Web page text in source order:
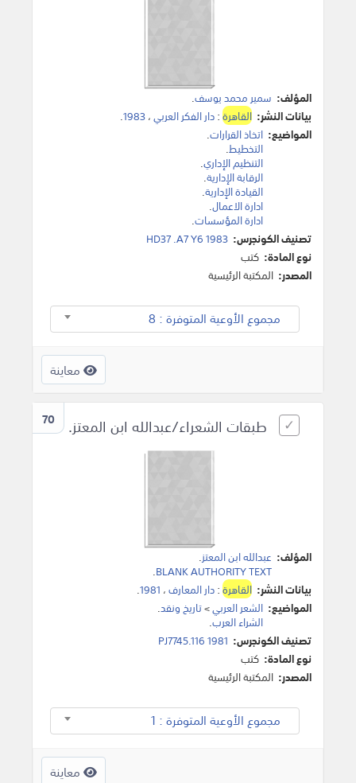
المؤلف: سمير محمد يوسف.
بيانات النشر: القاهرة:دار الفكر العربي،1983
.
المواضيع: اتخاذ القرارات.
التخطيط.
التنظيم الإداري.
الرقابة الإدارية.
القيادة الإدارية.
ادارة الاعمال.
ادارة المؤسسات.
تصنيف الكونجرس: HD37 .A7 Y6 1983
نوع المادة: كتب
المصدر: المكتبة الرئيسية
مجموع الأوعية المتوفرة : 8
معاينة
70 طبقات الشعراء/عبدالله ابن المعتز.
المؤلف: عبدالله ابن المعتز.
BLANK AUTHORITY TEXT
.
بيانات النشر: القاهرة:دار المعارف، 1981
.
المواضيع: الشعر العربي>تاريخ ونقد.
الشراء العرب.
تصنيف الكونجرس: PJ7745.116 1981
نوع المادة: كتب
المصدر: المكتبة الرئيسية
مجموع الأوعية المتوفرة : 1
معاينة